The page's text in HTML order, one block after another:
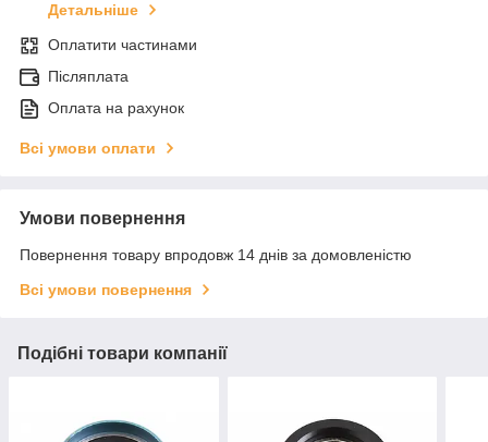
Детальніше
Оплатити частинами
Післяплата
Оплата на рахунок
Всі умови оплати
Умови повернення
Повернення товару впродовж 14 днів за домовленістю
Всі умови повернення
Подібні товари компанії